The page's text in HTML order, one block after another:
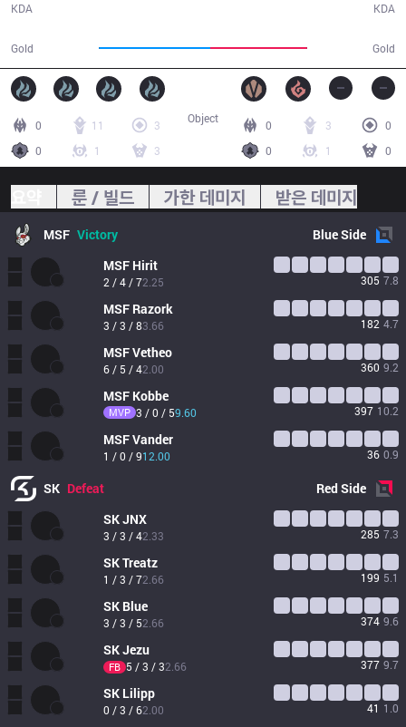
KDA
Gold Gold
KDA
0 11
3
0
1 3
0 3
0
0
1 0
Object
룬 / 빌드 가한 데미지 받은 데미지
MSF Victory BlueSide
MSF Hirit
2 / 4 / 72.25 305 7.8
MSF Razork
3 / 3 / 83.66 182 4.7
MSFVetheo
6 / 5 / 42.00 360 9.2
MSF Kobbe
MVP 3 / 0 / 59.60 397 10.2
MSFVander
1 / 0 / 912.00 36 0.9
SK Defeat RedSide
SKJNX
3 / 3 / 42.33 285 7.3
SKTreatz
1 / 3 / 72.66 199 5.1
SK Blue
3 / 3 / 52.66 374 9.6
SKJezu
FB 5 / 3 / 32.66 377 9.7
SK Lilipp
0 / 3 / 62.00 41 1.0